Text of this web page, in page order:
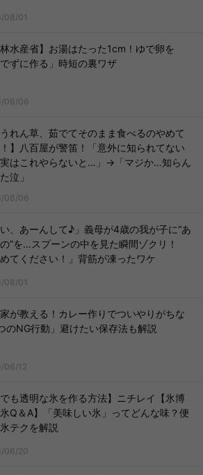
08/01
林水産省】お湯はたった1cm！ゆで卵を
でずに作る」時短の裏ワザ
06/06
うれん草、茹でてそのまま食べるのやめて
】八百屋が警笛！「意外に知られてない
はこれやらないと…」→「マジか…知らん
泣」
08/06
い、あーんして♪」義母が4歳の我が子に“あ
”を…スプーンの中を見た瞬間ゾクリ！
めてください！」背筋が凍ったワケ
08/01
が教える！カレー作りでついやりがちな
のNG行動」避けたい保存法も解説
06/12
でも透明な氷を作る方法】ニチレイ【氷博
Q＆A】「美味しい氷」ってどんな味？便
テクを解説
06/20